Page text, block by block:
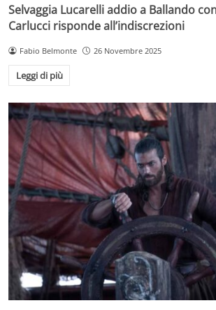
Selvaggia Lucarelli addio a Ballando
Carlucci risponde all’indiscrezioni
Fabio Belmonte 26 Novembre 2025
Leggi di più